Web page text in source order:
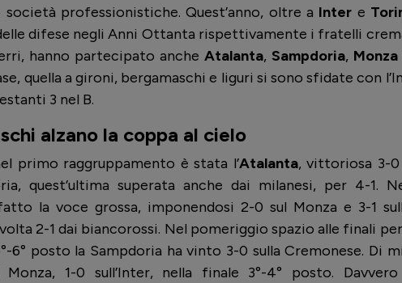
professionistiche. Quest’anno, oltre a Inter e
difese negli Anni Ottanta rispettivamente i fratelli
hanno partecipato anche Atalanta, Sampdoria, Monza
quella a gironi, bergamaschi e liguri si sono sfidate con
3 nel B.
alzano la coppa al cielo
primo raggruppamento è stata l’Atalanta, vittoriosa 3-0
quest’ultima superata anche dai milanesi, per 4-1.
la voce grossa, imponendosi 2-0 sul Monza e 3-1
2-1 dai biancorossi. Nel pomeriggio spazio alle finali
6° posto la Sampdoria ha vinto 3-0 sulla Cremonese. Di
Monza, 1-0 sull’Inter, nella finale 3°-4° posto.